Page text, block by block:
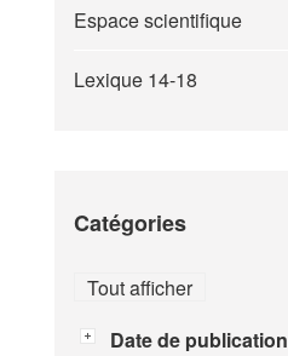
Espace scientifique
Lexique 14-18
Catégories
Tout afficher
Date de publication